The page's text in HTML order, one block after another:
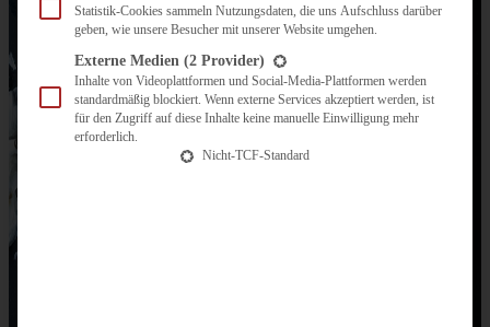
Statistik-Cookies sammeln Nutzungsdaten, die uns Aufschluss darüber
geben, wie unsere Besucher mit unserer Website umgehen.
Externe Medien (2 Provider)
Inhalte von Videoplattformen und Social-Media-Plattformen werden
standardmäßig blockiert. Wenn externe Services akzeptiert werden, ist
für den Zugriff auf diese Inhalte keine manuelle Einwilligung mehr
erforderlich.
Nicht-TCF-Standard